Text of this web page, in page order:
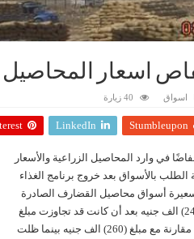
اسعار
اسواق 40 زيارة
Stumbleupon
LinkedIn
في وارد المحاصيل الزراعية والأسعار
الطلب بالأسواق بعد خروج برنامج الغذاء
أسواق محاصيل القضارف الصادرة
الأربعاء انخفاض سعر الفتريتة الى (245) الف جنيه بعد أن كانت قد تجاوزت مبلغ
(254) الف جنيه والدبر الي (230) الف مقارنة مع مبلغ (260) الف جنيه بينما ظلت